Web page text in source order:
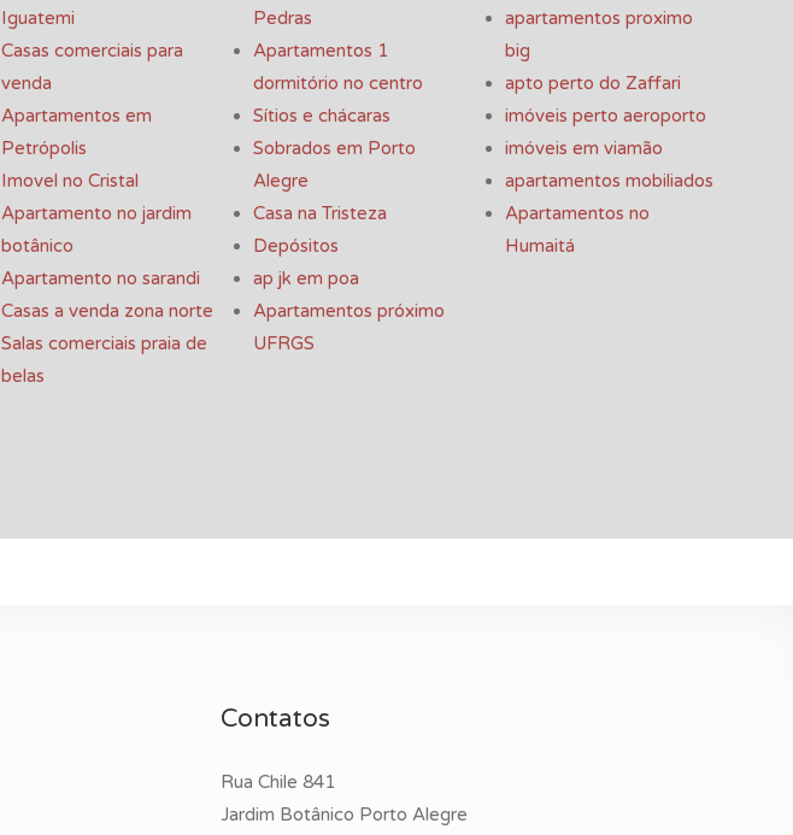
Iguatemi
Casas comerciais para
venda
Apartamentos em
Petrópolis
Imovel no Cristal
Apartamento no jardim
botânico
Apartamento no sarandi
Casas a venda zona norte
Salas comerciais praia de
belas
Pedras
Apartamentos 1
dormitório no centro
Sítios e chácaras
Sobrados em Porto
Alegre
Casa na Tristeza
Depósitos
ap jk em poa
Apartamentos próximo
UFRGS
apartamentos proximo
big
apto perto do Zaffari
imóveis perto aeroporto
imóveis em viamão
apartamentos mobiliados
Apartamentos no
Humaitá
Contatos
Rua Chile 841
Jardim Botânico Porto Alegre